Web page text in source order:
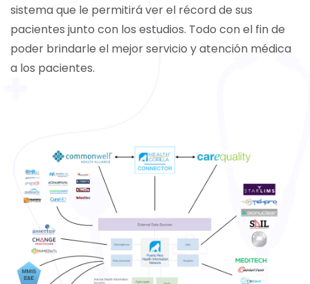
sistema que le permitirá ver el récord de sus
pacientes junto con los estudios. Todo con el fin de
poder brindarle el mejor servicio y atención médica
a los pacientes.